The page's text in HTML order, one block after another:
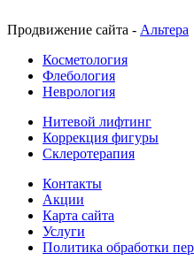
Продвижение сайта - Альтера
Косметология
Флебология
Неврология
Нитевой лифтинг
Коррекция фигуры
Склеротерапия
Контакты
Акции
Карта сайта
Услуги
Политика обработки